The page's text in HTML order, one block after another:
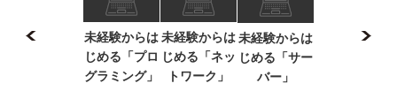
未経験からは
じめる「プロ
グラミング」
未経験からは
じめる「ネッ
トワーク」
未経験からは
じめる「サー
バー」